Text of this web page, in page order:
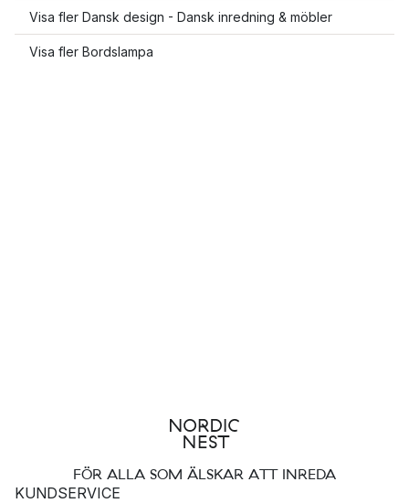
Visa fler Dansk design - Dansk inredning & möbler
Visa fler Bordslampa
FÖR ALLA SOM ÄLSKAR ATT INREDA
KUNDSERVICE